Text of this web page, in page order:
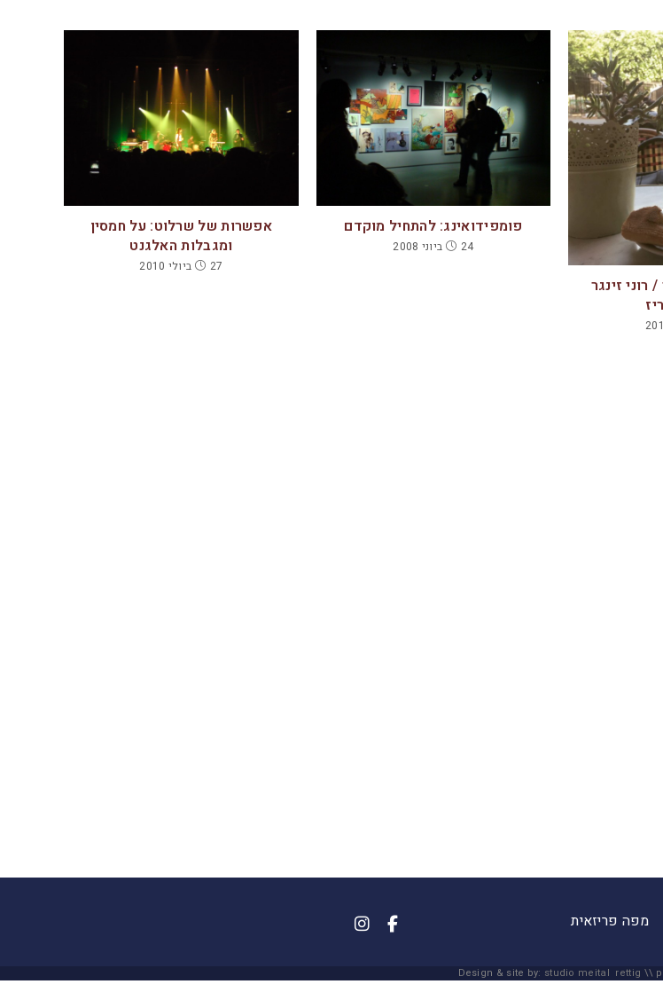
k
אפשרות של שרלוט: על חמסין
ומגבלות האלגנט
27 ביולי 2010
פומפידואינג: להתחיל מוקדם
24 ביוני 2008
רוני זינגר
מפה פריזאית
Design & site by: studio meital rettig \\